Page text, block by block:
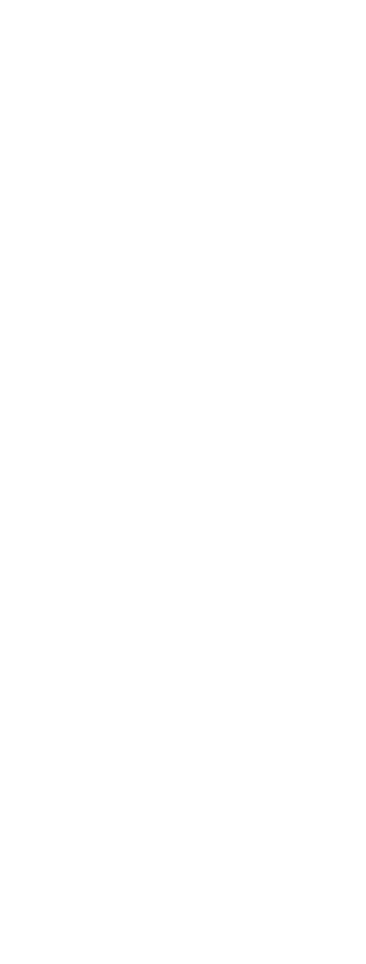
sein, ovaires, utérus, prostate. Si
d'œstrogène (pour les femmes) ou de
votre famille des antécédents de cancer
votre médecin.
traitement ?
actuelle autorise aux pharmaciens
Ils ne peuvent délivrer ces
ou votre pharmacien refuse toute
les autres. En effet, jusqu'à nouvel avis, le
prescrire de la DHEA.
généraliste, ou mieux, chez un
?